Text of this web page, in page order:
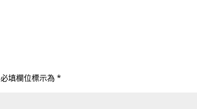
必填欄位標示為*